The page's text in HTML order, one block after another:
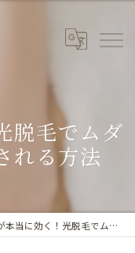
脱毛でムダ
れる方法
効く！光脱毛でムダ毛の悩みから解放される方法